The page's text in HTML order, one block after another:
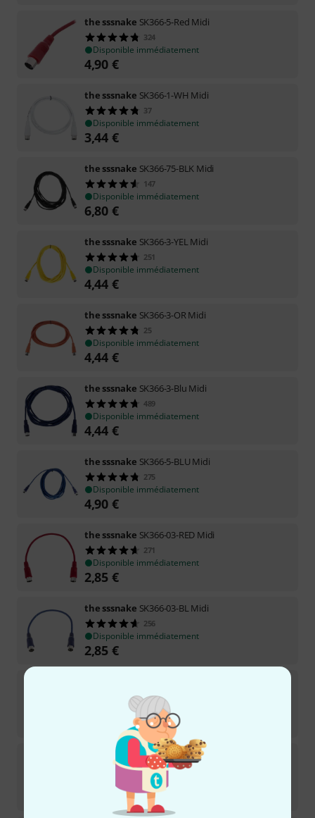
the sssnake SK366-5-Red Midi
324
Disponible immédiatement
4,90 €
the sssnake SK366-1-WH Midi
37
Disponible immédiatement
3,44 €
the sssnake SK366-75-BLK Midi
147
Disponible immédiatement
6,80 €
the sssnake SK366-3-YEL Midi
251
Disponible immédiatement
4,44 €
the sssnake SK366-3-OR Midi
25
Disponible immédiatement
4,44 €
the sssnake SK366-3-Blu Midi
489
Disponible immédiatement
4,44 €
the sssnake SK366-5-BLU Midi
275
Disponible immédiatement
4,90 €
the sssnake SK366-03-RED Midi
271
Disponible immédiatement
2,85 €
the sssnake SK366-03-BL Midi
256
Disponible immédiatement
2,85 €
69
Disponible immédiatement
SK366-5-YEL MIDI
37
Disponible immédiatement